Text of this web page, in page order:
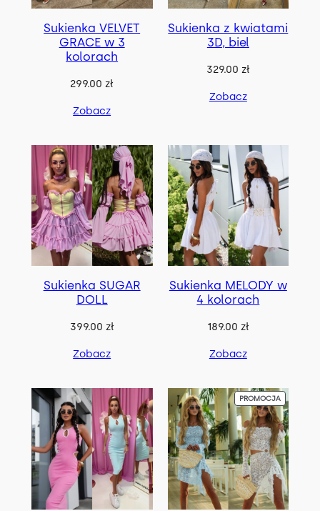
a
n
e
w
e
ł
g
n
a
j
n
o
w
s
z
y
h
Sukienka VELVET
GRACE w 3
kolorach
299.00zł
Zobacz
Sukienka z kwiatami
3D, biel
329.00 zł
Zobacz
Sukienka SUGAR
DOLL
399.00 zł
Zobacz
Sukienka MELODY w
4 kolorach
189.00 zł
Zobacz
PROMOCJAP
R
O
D
U
T
W
P
R
O